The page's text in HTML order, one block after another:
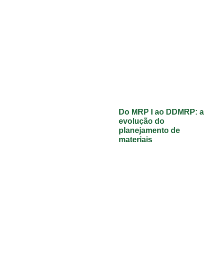
Do MRP I ao DDMRP: a
evolução do
planejamento de
materiais